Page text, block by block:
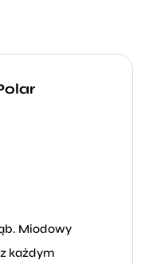
Miodowy
każdym